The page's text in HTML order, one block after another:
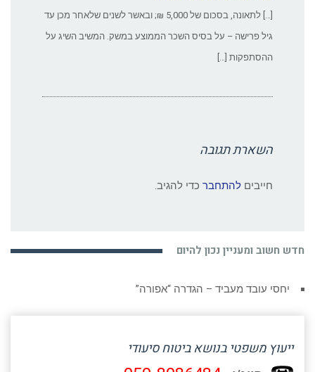
[…] לתאונה, בסכום של 5,000 ₪; ובאשר לשנים שלאחר מכן עד
גיל פרישה – על בסיס השכר הממוצע במשק. המשיב השיג על
ההסתפקות […]
השארת תגובה
חייבים להתחבר כדי להגיב.
חדש חשוב ומעניין נכון להיום
יחסי עובד מעביד – הגדרה “אפורה”
ייעוץ משפטי בנושא ביטוח סיעודי